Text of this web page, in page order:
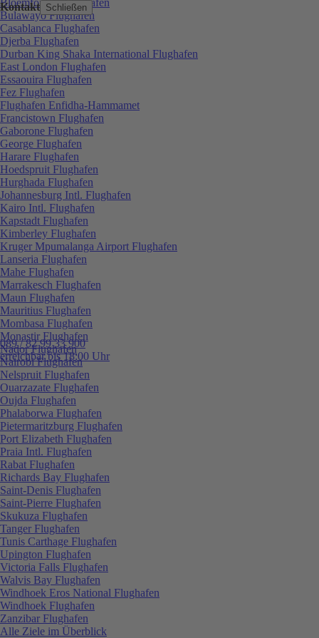
Kontakt Schließen
089 / 82 99 33 900
erreichbar bis 18:00 Uhr
Bulawayo Flughafen
Casablanca Flughafen
Djerba Flughafen
Durban King Shaka International Flughafen
East London Flughafen
Essaouira Flughafen
Fez Flughafen
Flughafen Enfidha-Hammamet
Francistown Flughafen
Gaborone Flughafen
George Flughafen
Harare Flughafen
Hoedspruit Flughafen
Hurghada Flughafen
Johannesburg Intl. Flughafen
Kairo Intl. Flughafen
Kapstadt Flughafen
Kimberley Flughafen
Kruger Mpumalanga Airport Flughafen
Lanseria Flughafen
Mahe Flughafen
Marrakesch Flughafen
Maun Flughafen
Mauritius Flughafen
Mombasa Flughafen
Monastir Flughafen
Nador Flughafen
Nairobi Flughafen
Nelspruit Flughafen
Ouarzazate Flughafen
Oujda Flughafen
Phalaborwa Flughafen
Pietermaritzburg Flughafen
Port Elizabeth Flughafen
Praia Intl. Flughafen
Rabat Flughafen
Richards Bay Flughafen
Saint-Denis Flughafen
Saint-Pierre Flughafen
Skukuza Flughafen
Tanger Flughafen
Tunis Carthage Flughafen
Upington Flughafen
Victoria Falls Flughafen
Walvis Bay Flughafen
Windhoek Eros National Flughafen
Windhoek Flughafen
Zanzibar Flughafen
Alle Ziele im Überblick